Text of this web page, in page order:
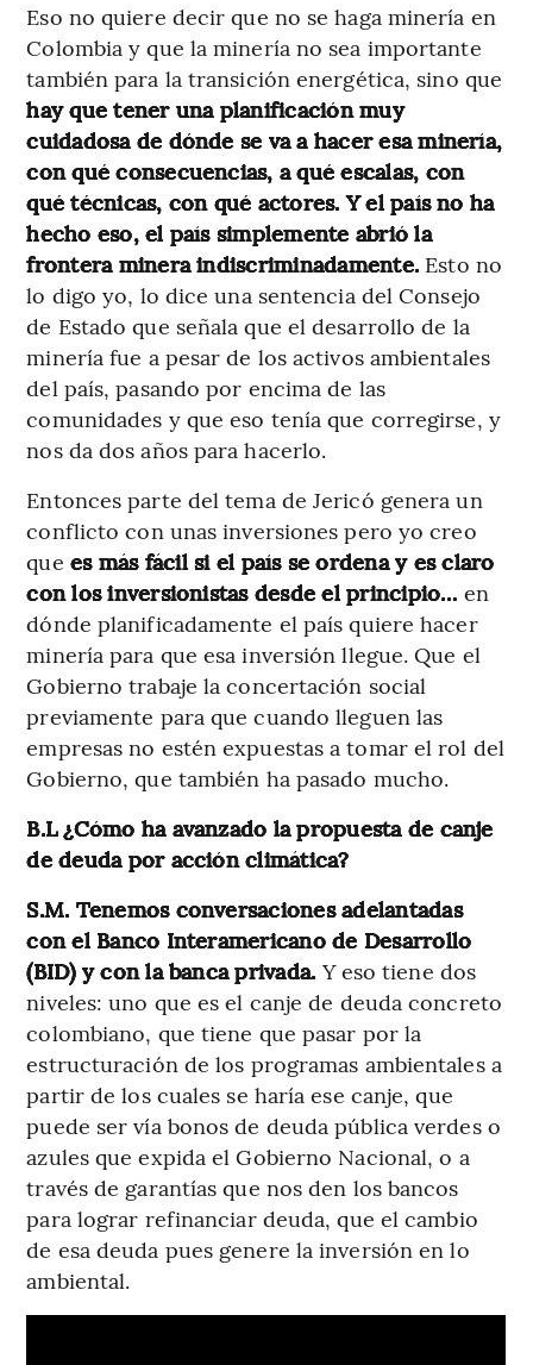
Eso no quiere decir que no se haga minería en
Colombia y que la minería no sea importante
también para la transición energética, sino que
hay que tener una planificación muy
cuidadosa de dónde se va a hacer esa minería,
con qué consecuencias, a qué escalas, con
qué técnicas, con qué actores. Y el país no ha
hecho eso, el país simplemente abrió la
frontera minera indiscriminadamente. Esto no
lo digo yo, lo dice una sentencia del Consejo
de Estado que señala que el desarrollo de la
minería fue a pesar de los activos ambientales
del país, pasando por encima de las
comunidades y que eso tenía que corregirse, y
nos da dos años para hacerlo.
Entonces parte del tema de Jericó genera un
conflicto con unas inversiones pero yo creo
que es más fácil si el país se ordena y es claro
con los inversionistas desde el principio… en
dónde planificadamente el país quiere hacer
minería para que esa inversión llegue. Que el
Gobierno trabaje la concertación social
previamente para que cuando lleguen las
empresas no estén expuestas a tomar el rol del
Gobierno, que también ha pasado mucho.
B.L ¿Cómo ha avanzado la propuesta de canje
de deuda por acción climática?
S.M. Tenemos conversaciones adelantadas
con el Banco Interamericano de Desarrollo
(BID) y con la banca privada. Y eso tiene dos
niveles: uno que es el canje de deuda concreto
colombiano, que tiene que pasar por la
estructuración de los programas ambientales a
partir de los cuales se haría ese canje, que
puede ser vía bonos de deuda pública verdes o
azules que expida el Gobierno Nacional, o a
través de garantías que nos den los bancos
para lograr refinanciar deuda, que el cambio
de esa deuda pues genere la inversión en lo
ambiental.